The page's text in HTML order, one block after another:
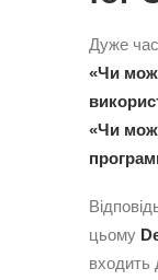
Дуже
«Чи
«Чи
цьому
входить